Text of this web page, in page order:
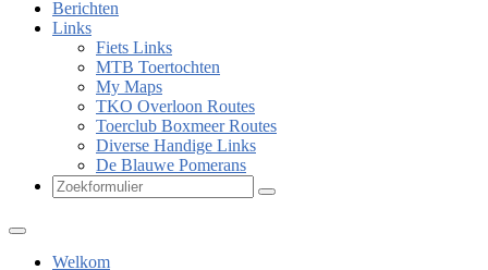
Berichten
Links
Fiets Links
MTB Toertochten
My Maps
TKO Overloon Routes
Toerclub Boxmeer Routes
Diverse Handige Links
De Blauwe Pomerans
Zoeken
Welkom